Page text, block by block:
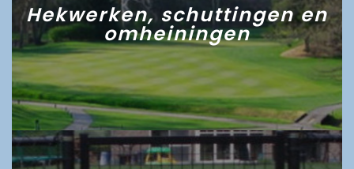
Hekwerken, schuttingen en
omheiningen